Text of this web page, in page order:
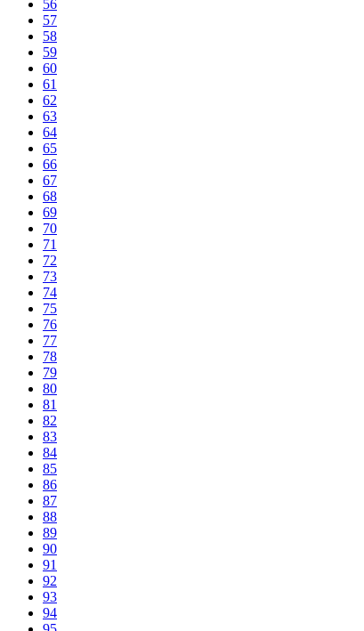
56
57
58
59
60
61
62
63
64
65
66
67
68
69
70
71
72
73
74
75
76
77
78
79
80
81
82
83
84
85
86
87
88
89
90
91
92
93
94